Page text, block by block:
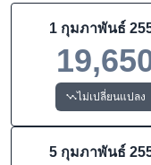
1 กุมภาพันธ์
ไม่เปลี่ยนแปลง
5 กุมภาพันธ์